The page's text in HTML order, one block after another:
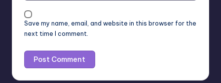
Save my name, email, and website in this browser for the
next time I comment.